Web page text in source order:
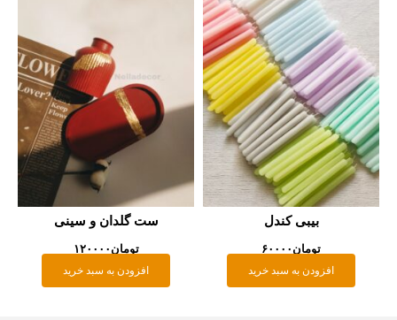
بیبی کندل
تومان۶۰۰۰۰
افزودن به سبد خرید
ست گلدان و سینی
تومان۱۲۰۰۰۰
افزودن به سبد خرید